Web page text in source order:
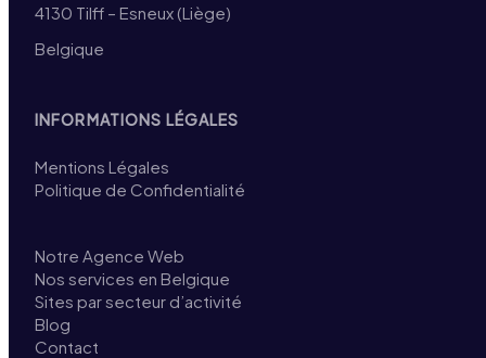
4130 Tilff – Esneux (Liège)
Belgique
INFORMATIONS LÉGALES
Mentions Légales
Politique de Confidentialité
Notre Agence Web
Nos services en Belgique
Sites par secteur d’activité
Blog
Contact